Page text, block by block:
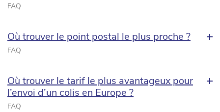
FAQ
Où trouver le point postal le plus proche ?
FAQ
Où trouver le tarif le plus avantageux pour
l’envoi d’un colis en Europe ?
FAQ